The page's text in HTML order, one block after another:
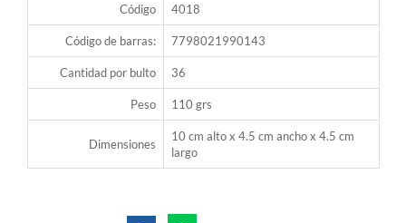
Código 4018
Código de barras: 7798021990143
Cantidad por bulto 36
Peso 110 grs
Dimensiones
10 cm alto x 4.5 cm ancho x 4.5 cm
largo